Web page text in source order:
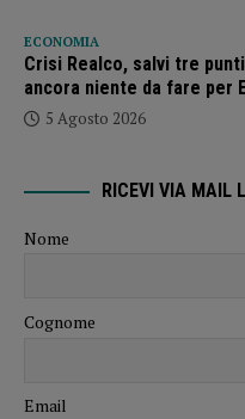
ECONOMIA
Crisi Realco, salvi tre
ancora niente da fare per
5 Agosto 2026
RICEVI VIA MAIL
Nome
Cognome
Email